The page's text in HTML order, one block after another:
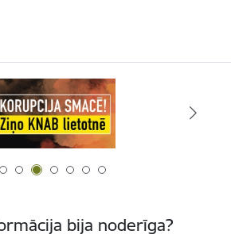
bija noderīga?